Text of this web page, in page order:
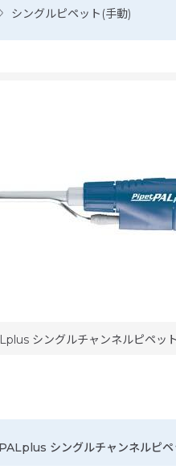
シングルピペット(手動)
シングルチャンネルピペッ
シングルチャンネルピ